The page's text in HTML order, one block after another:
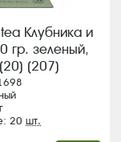
Клубника и
гр. зеленый,
(207)
20шт.